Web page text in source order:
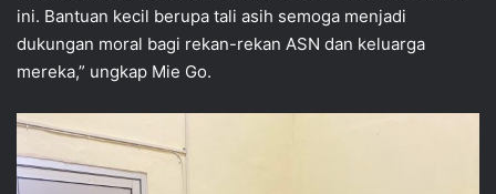
ini. Bantuan kecil berupa tali asih semoga menjadi
dukungan moral bagi rekan-rekan ASN dan keluarga
mereka,” ungkap Mie Go.